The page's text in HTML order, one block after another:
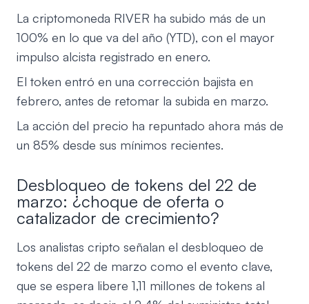
La criptomoneda RIVER ha subido más de un
100% en lo que va del año (YTD), con el mayor
impulso alcista registrado en enero.
El token entró en una corrección bajista en
febrero, antes de retomar la subida en marzo.
La acción del precio ha repuntado ahora más de
un 85% desde sus mínimos recientes.
Desbloqueo de tokens del 22 de
marzo: ¿choque de oferta o
catalizador de crecimiento?
Los analistas cripto señalan el desbloqueo de
tokens del 22 de marzo como el evento clave,
que se espera libere 1,11 millones de tokens al